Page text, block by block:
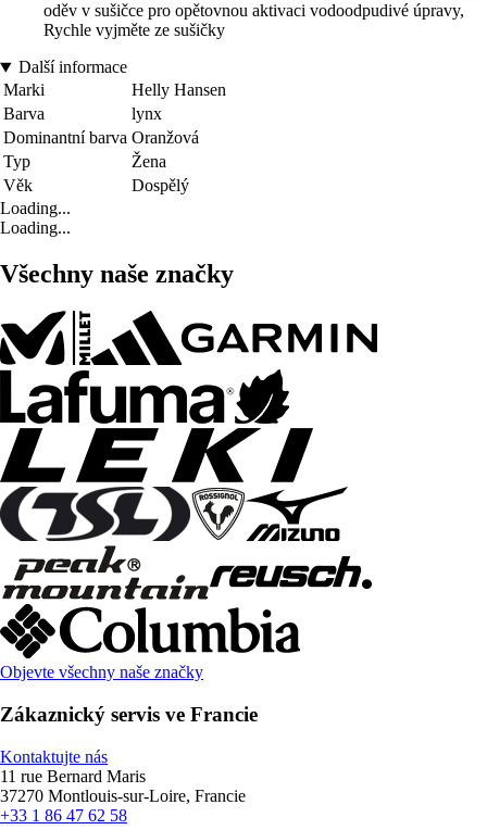
oděv v sušičce pro opětovnou aktivaci vodoodpudivé úpravy,
Rychle vyjměte ze sušičky
Další informace
Marki
Helly Hansen
Barva
lynx
Dominantní barva Oranžová
Typ
Žena
Věk
Dospělý
Loading...
Loading...
Všechny naše značky
Objevte všechny naše značky
Zákaznický servis ve Francie
Kontaktujte nás
11 rue Bernard Maris
37270 Montlouis-sur-Loire, Francie
+33 1 86 47 62 58